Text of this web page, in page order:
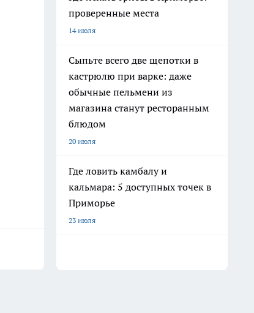
проверенные места
14 июля
Сыпьте всего две щепотки в
кастрюлю при варке: даже
обычные пельмени из
магазина станут ресторанным
блюдом
20 июля
Где ловить камбалу и
кальмара: 5 доступных точек в
Приморье
23 июля